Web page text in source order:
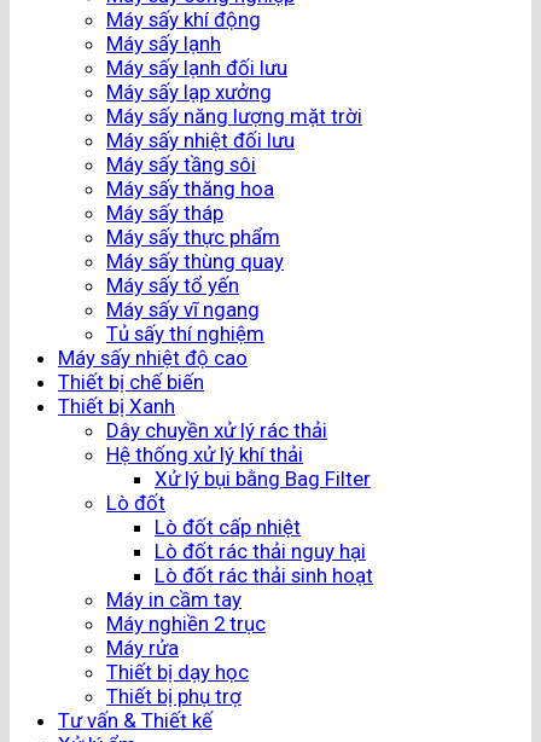
Máy sấy khí động
Máy sấy lạnh
Máy sấy lạnh đối lưu
Máy sấy lạp xưởng
Máy sấy năng lượng mặt trời
Máy sấy nhiệt đối lưu
Máy sấy tầng sôi
Máy sấy thăng hoa
Máy sấy tháp
Máy sấy thực phẩm
Máy sấy thùng quay
Máy sấy tổ yến
Máy sấy vĩ ngang
Tủ sấy thí nghiệm
Máy sấy nhiệt độ cao
Thiết bị chế biến
Thiết bị Xanh
Dây chuyền xử lý rác thải
Hệ thống xử lý khí thải
Xử lý bụi bằng Bag Filter
Lò đốt
Lò đốt cấp nhiệt
Lò đốt rác thải nguy hại
Lò đốt rác thải sinh hoạt
Máy in cầm tay
Máy nghiền 2 trục
Máy rửa
Thiết bị dạy học
Thiết bị phụ trợ
Tư vấn & Thiết kế